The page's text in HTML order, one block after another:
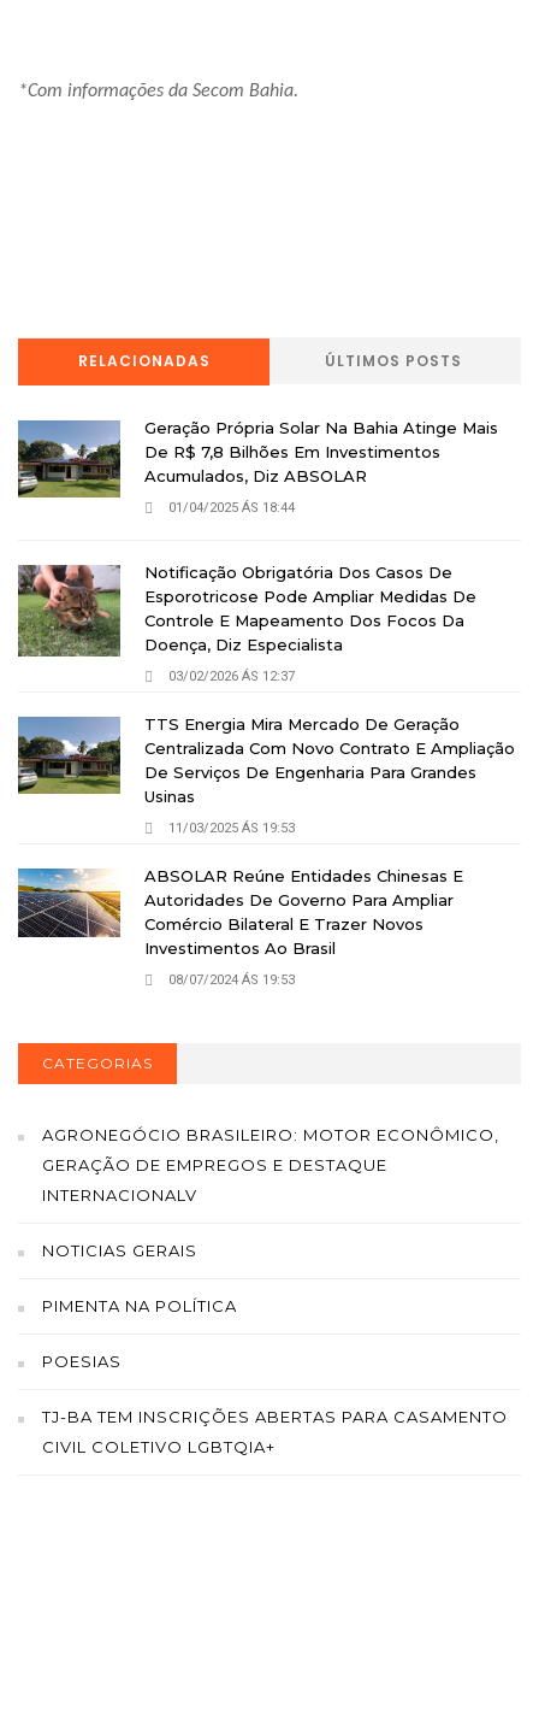
*Com informações da Secom Bahia.
RELACIONADAS ÚLTIMOS POSTS
Geração Própria Solar Na Bahia Atinge Mais
De R$ 7,8 Bilhões Em Investimentos
Acumulados, Diz ABSOLAR
01/04/2025 ÁS 18:44
Notificação Obrigatória Dos Casos De
Esporotricose Pode Ampliar Medidas De
Controle E Mapeamento Dos Focos Da
Doença, Diz Especialista
03/02/2026 ÁS 12:37
TTS Energia Mira Mercado De Geração
Centralizada Com Novo Contrato E Ampliação
De Serviços De Engenharia Para Grandes
Usinas
11/03/2025 ÁS 19:53
ABSOLAR Reúne Entidades Chinesas E
Autoridades De Governo Para Ampliar
Comércio Bilateral E Trazer Novos
Investimentos Ao Brasil
08/07/2024 ÁS 19:53
CATEGORIAS
AGRONEGÓCIO BRASILEIRO: MOTOR ECONÔMICO,
GERAÇÃO DE EMPREGOS E DESTAQUE
INTERNACIONALV
NOTICIAS GERAIS
PIMENTA NA POLÍTICA
POESIAS
TJ-BA TEM INSCRIÇÕES ABERTAS PARA CASAMENTO
CIVIL COLETIVO LGBTQIA+